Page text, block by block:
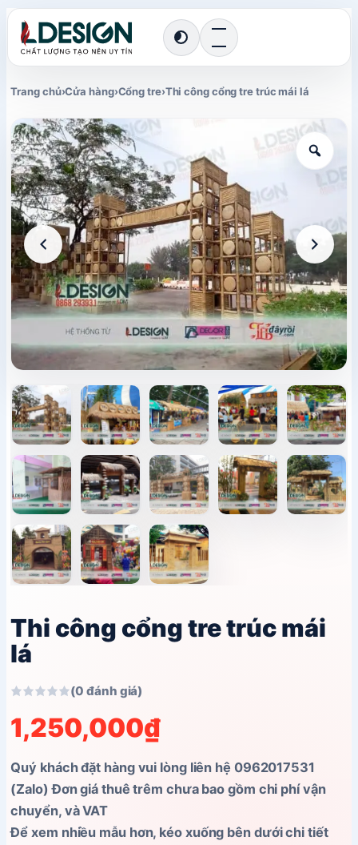
Chuyển
giao
diện
Trang chủ›Cửa hàng›Cổng tre›Thi công cổng tre trúc mái lá
Thi công cổng tre trúc mái
lá
(0 đánh giá)
1,250,000₫
Quý khách đặt hàng vui lòng liên hệ 0962017531
(Zalo) Đơn giá thuê trêm chưa bao gồm chi phí vận
chuyển, và VAT
Để xem nhiều mẫu hơn, kéo xuống bên dưới chi tiết